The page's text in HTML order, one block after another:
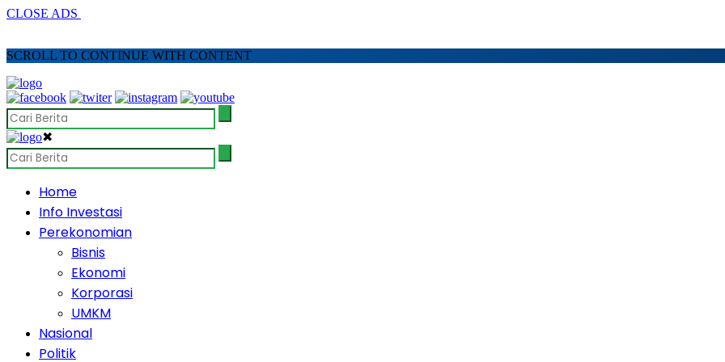
CLOSE ADS
SCROLL TO CONTINUE WITH CONTENT
✖
Home
Info Investasi
Perekonomian
Bisnis
Ekonomi
Korporasi
UMKM
Nasional
Politik